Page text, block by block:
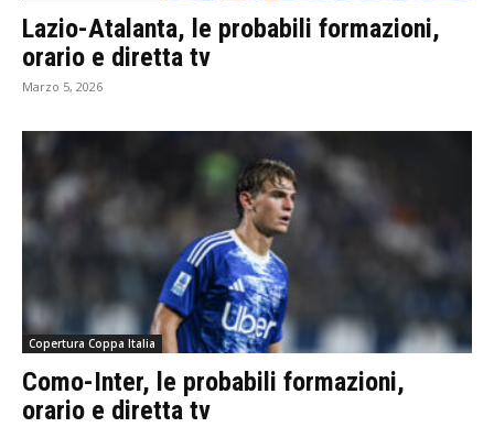
Lazio-Atalanta, le probabili formazioni,
orario e diretta tv
Marzo 5, 2026
Copertura Coppa Italia
Como-Inter, le probabili formazioni,
orario e diretta tv